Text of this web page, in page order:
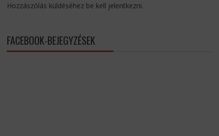
Hozzászólás küldéséhez be kell jelentkezni.
FACEBOOK-BEJEGYZÉSEK